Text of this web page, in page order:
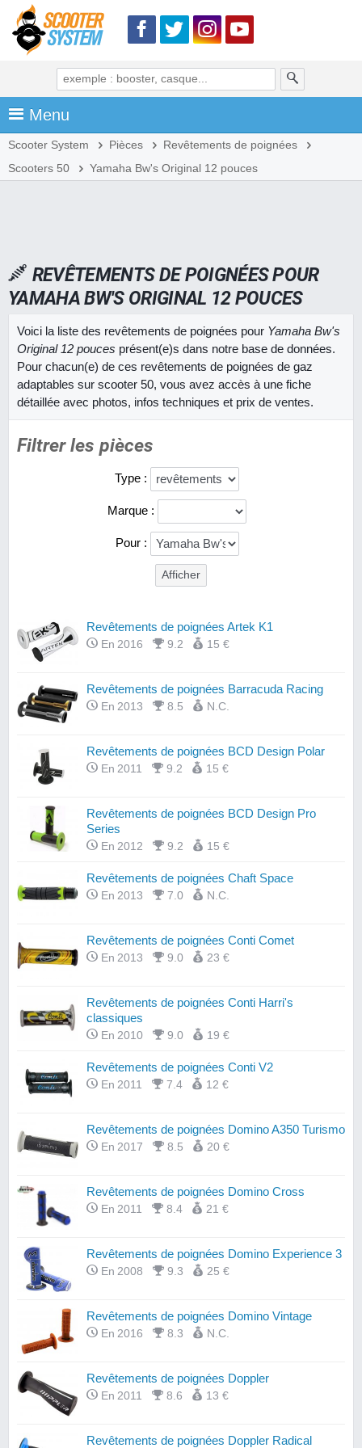
Menu
Scooter System Pièces
Revêtements de poignées
Scooters 50
Yamaha Bw's Original 12 pouces
REVÊTEMENTS DE POIGNÉES POUR
YAMAHA BW'S ORIGINAL 12 POUCES
Voici la liste des revêtements de poignées pour Yamaha Bw's
Original 12 pouces présent(e)s dans notre base de données.
Pour chacun(e) de ces revêtements de poignées de gaz
adaptables sur scooter 50, vous avez accès à une fiche
détaillée avec photos, infos techniques et prix de ventes.
Filtrer les pièces
Type :
Marque :
Pour :
Revêtements de poignées Artek K1
En 2016 9.2 15 €
Revêtements de poignées Barracuda Racing
En 2013 8.5 N.C.
Revêtements de poignées BCD Design Polar
En 2011 9.2 15 €
Revêtements de poignées BCD Design Pro
Series
En 2012 9.2 15 €
Revêtements de poignées Chaft Space
En 2013 7.0 N.C.
Revêtements de poignées Conti Comet
En 2013 9.0 23 €
Revêtements de poignées Conti Harri's
classiques
En 2010 9.0 19 €
Revêtements de poignées Conti V2
En 2011 7.4 12 €
Revêtements de poignées Domino A350 Turismo
En 2017 8.5 20 €
Revêtements de poignées Domino Cross
En 2011 8.4 21 €
Revêtements de poignées Domino Experience 3
En 2008 9.3 25 €
Revêtements de poignées Domino Vintage
En 2016 8.3 N.C.
Revêtements de poignées Doppler
En 2011 8.6 13 €
Revêtements de poignées Doppler Radical